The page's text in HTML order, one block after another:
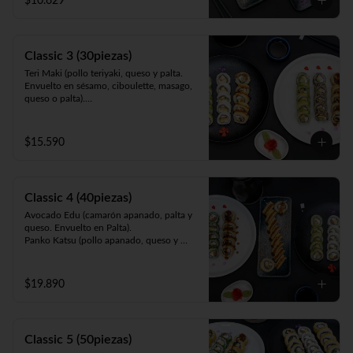
queso y cebollín. Frito en panko).
Classic 3 (30piezas)
Teri Maki (pollo teriyaki, queso y palta.
Envuelto en sésamo, ciboulette, masago,
queso o palta).
Panko Mushroom (champiñón apanado,
queso, cebollín. Frito en panko).
$15.590
Classic 4 (40piezas)
Avocado Edu (camarón apanado, palta y
queso. Envuelto en Palta).
Panko Katsu (pollo apanado, queso y
queso y cebollín. Frito en panko).
California Sake (salmón, queso y palta.
$19.890
Classic 5 (50piezas)